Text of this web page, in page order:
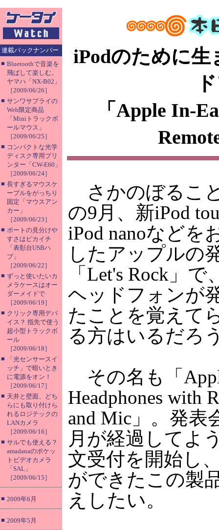
連載バックナンバー
■ Bluetoothで音楽を
飛ばして楽しむ。
ヤマハ「NX-B02」
［2009/06/26］
■ サンワサプライの
Web限定商品
「Miniトラックボ
ールマウス」
［2009/06/25］
■ コンパクトな光学
ディスク専用プリ
ンター「CW-E60」
［2009/06/24］
■ 長すぎるマウスケ
ーブルをがっちり
固定「マウスアン
カー」
［2009/06/23］
■ ポートの見分けや
すさはピカイチ
「表彰台USBハ
ブ」
［2009/06/22］
■ ずっと使いたいカ
メラケースはオー
ダーメイドで
［2009/06/19］
■ クリック専用デバ
イス？ 指先で使う
超小型トラックボ
ール
［2009/06/18］
■
「光センサースイ
ッチ」で暗いとき
に電源をオン！
［2009/06/17］
■ 天井と壁面、どち
らにも取り付けら
れるロジテックの
LANカメラ
［2009/06/16］
■ サルでも使える？
amadanaのポケッ
トビデオカメラ
「SAL」
［2009/06/15］
■ 2009年6月
■ 2009年5月
iPodのために生
「Apple In-
さかのぼるこ
の9月、新iPod
iPod nanoなどを
したアップルの
「Let's Rock」で
ヘッドフォンが
たことを覚えて
る方はいるだろ
その名も「
Headphones with
and Mic」。発表
月が経過してよ
文受付を開始し
ができたこの製
えしたい。